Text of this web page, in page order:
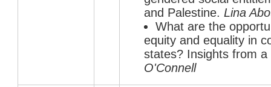
and Palestine. Lina
What are the
equity and equality in
states? Insights from
O'Connell